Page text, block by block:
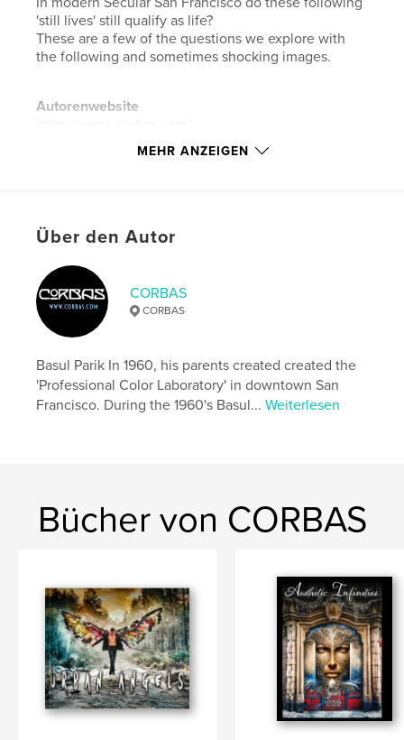
'still lives' still qualify as life?
These are a few of the questions we explore with
the following and sometimes shocking images.
Autorenwebsite
Weitere Kategorien Bildende Kunst
Projektoption:
Seitenanzahl:
ISBN
Softcover: 9781006179303
SpracheEnglish
Schlüsselwörter
MEHR ANZEIGEN
Über den Autor
CORBAS
CORBAS
Basul Parik In 1960, his parents created created the
'Professional Color Laboratory' in downtown San
Francisco. During the 1960's Basul...Weiterlesen
Bücher von CORBAS